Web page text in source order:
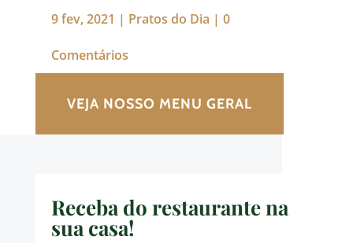
9 fev, 2021 | Pratos do Dia | 0
Comentários
VEJA NOSSO MENU GERAL
Receba do restaurante na
sua casa!